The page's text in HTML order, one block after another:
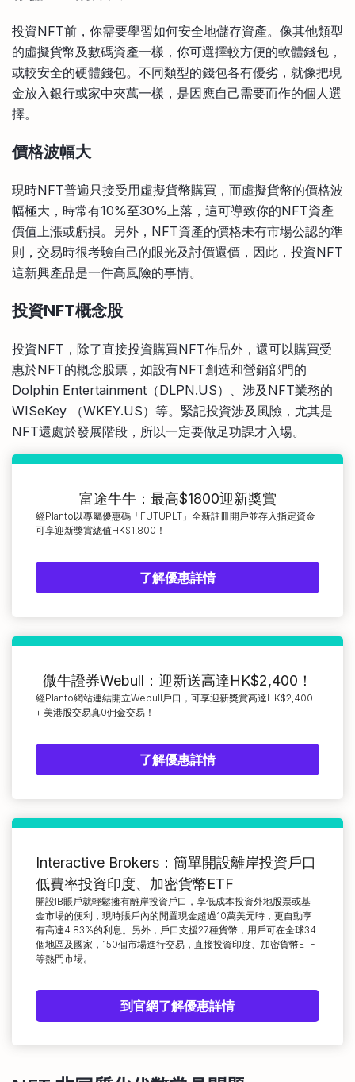
投資NFT前，你需要學習如何安全地儲存資產。像其他類型
的虛擬貨幣及數碼資產一樣，你可選擇較方便的軟體錢包，
或較安全的硬體錢包。不同類型的錢包各有優劣，就像把現
金放入銀行或家中夾萬一樣，是因應自己需要而作的個人選
擇。
價格波幅大
現時NFT普遍只接受用虛擬貨幣購買，而虛擬貨幣的價格波
幅極大，時常有10%至30%上落，這可導致你的NFT資產
價值上漲或虧損。另外，NFT資產的價格未有市場公認的準
則，交易時很考驗自己的眼光及討價還價，因此，投資NFT
這新興產品是一件高風險的事情。
投資NFT概念股
投資NFT，除了直接投資購買NFT作品外，還可以購買受
惠於NFT的概念股票，如設有NFT創造和營銷部門的
Dolphin Entertainment（DLPN.US）、涉及NFT業務的
WISeKey （WKEY.US）等。緊記投資涉及風險，尤其是
NFT還處於發展階段，所以一定要做足功課才入場。
富途牛牛：最高$1800迎新獎賞
經Planto以專屬優惠碼「FUTUPLT」全新註冊開戶並存入指定資金
可享迎新獎賞總值HK$1,800！
了解優惠詳情
微牛證券Webull：迎新送高達HK$2,400！
經Planto網站連結開立Webull戶口，可享迎新獎賞高達HK$2,400
+ 美港股交易真0佣金交易！
了解優惠詳情
Interactive Brokers：簡單開設離岸投資戶口
低費率投資印度、加密貨幣ETF
開設IB賬戶就輕鬆擁有離岸投資戶口，享低成本投資外地股票或基
金市場的便利，現時賬戶內的閒置現金超過10萬美元時，更自動享
有高達4.83%的利息。另外，戶口支援27種貨幣，用戶可在全球34
個地區及國家，150個市場進行交易，直接投資印度、加密貨幣ETF
等熱門市場。
到官網了解優惠詳情